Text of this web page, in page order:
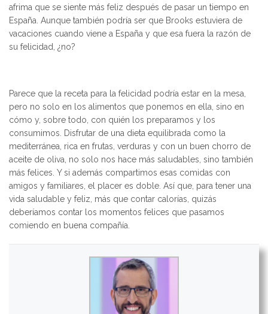
afrima que se siente más feliz después de pasar un tiempo en
España. Aunque también podría ser que Brooks estuviera de
vacaciones cuando viene a España y que esa fuera la razón de
su felicidad, ¿no?
Parece que la receta para la felicidad podría estar en la mesa,
pero no solo en los alimentos que ponemos en ella, sino en
cómo y, sobre todo, con quién los preparamos y los
consumimos. Disfrutar de una dieta equilibrada como la
mediterránea, rica en frutas, verduras y con un buen chorro de
aceite de oliva, no solo nos hace más saludables, sino también
más felices. Y si además compartimos esas comidas con
amigos y familiares, el placer es doble. Así que, para tener una
vida saludable y feliz, más que contar calorías, quizás
deberíamos contar los momentos felices que pasamos
comiendo en buena compañía.